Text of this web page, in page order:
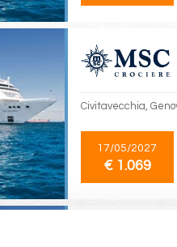
Civitavecchia,
17/05/2027
€ 1.069